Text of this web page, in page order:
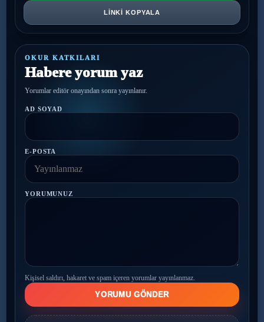
LINKI KOPYALA
OKUR KATKILARI
Habere yorum yaz
Yorumlar editör onayından sonra yayınlanır.
AD SOYAD
E-POSTA
YORUMUNUZ
Kişisel saldırı, hakaret ve spam içeren yorumlar yayınlanmaz.
YORUMU GÖNDER